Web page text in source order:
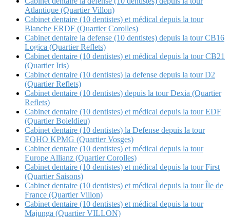
Atlantique (Quartier Villon)
Cabinet dentaire (10 dentistes) et médical depuis la tour
Blanche ERDF (Quartier Corolles)
Cabinet dentaire la defense (10 dentistes) depuis la tour CB16
Logica (Quartier Reflets)
Cabinet dentaire (10 dentistes) et médical depuis la tour CB21
(Quartier Iris)
Cabinet dentaire (10 dentistes) la defense depuis la tour D2
(Quartier Reflets)
Cabinet dentaire (10 dentistes) depuis la tour Dexia (Quartier
Reflets)
Cabinet dentaire (10 dentistes) et médical depuis la tour EDF
(Quartier Boieldieu)
Cabinet dentaire (10 dentistes) la Defense depuis la tour
EQHO KPMG (Quartier Vosges)
Cabinet dentaire (10 dentistes) et médical depuis la tour
Europe Allianz (Quartier Corolles)
Cabinet dentaire (10 dentistes) et médical depuis la tour First
(Quartier Saisons)
Cabinet dentaire (10 dentistes) et médical depuis la tour Île de
France (Quartier Villon)
Cabinet dentaire (10 dentistes) et médical depuis la tour
Majunga (Quartier VILLON)